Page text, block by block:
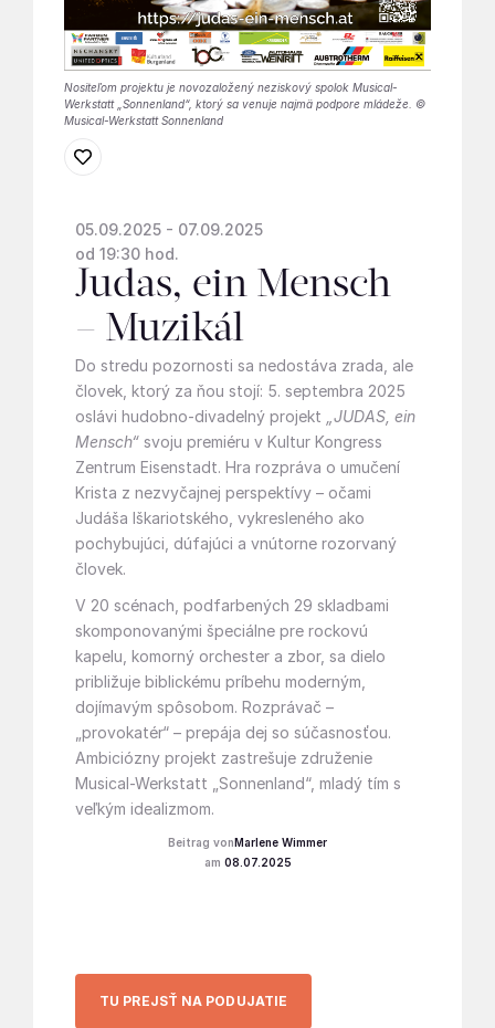
Nositeľom projektu je novozaložený neziskový spolok Musical-
Werkstatt „Sonnenland“, ktorý sa venuje najmä podpore mládeže. ©
Musical-Werkstatt Sonnenland
05.09.2025 - 07.09.2025
od 19:30 hod.
Judas, ein Mensch
– Muzikál
Do stredu pozornosti sa nedostáva zrada, ale
človek, ktorý za ňou stojí: 5. septembra 2025
oslávi hudobno-divadelný projekt
„JUDAS, ein
Mensch“ svoju premiéru v Kultur Kongress
Zentrum Eisenstadt. Hra rozpráva o umučení
Krista z nezvyčajnej perspektívy – očami
Judáša Iškariotského, vykresleného ako
pochybujúci, dúfajúci a vnútorne rozorvaný
človek.
V 20 scénach, podfarbených 29 skladbami
skomponovanými špeciálne pre rockovú
kapelu, komorný orchester a zbor, sa dielo
približuje biblickému príbehu moderným,
dojímavým spôsobom. Rozprávač –
„provokatér“ – prepája dej so súčasnosťou.
Ambiciózny projekt zastrešuje združenie
Musical-Werkstatt „Sonnenland“, mladý tím s
veľkým idealizmom.
Marlene Wimmer
08.07.2025
TU PREJSŤ NA PODUJATIE